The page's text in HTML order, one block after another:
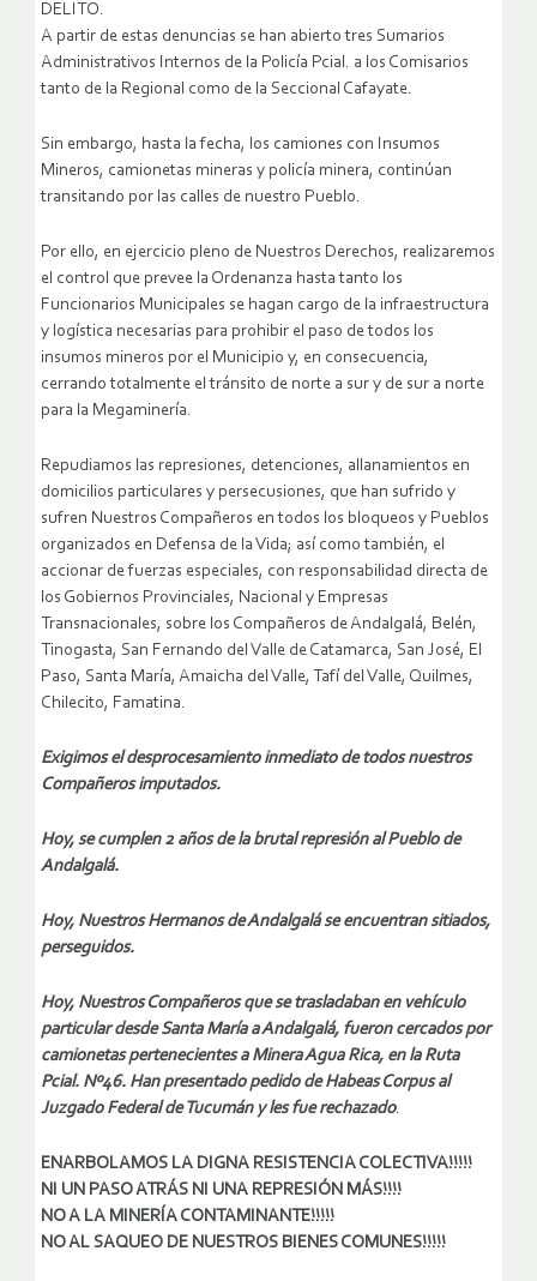
DELITO.
A partir de estas denuncias se han abierto tres Sumarios
Administrativos Internos de la Policía Pcial. a los Comisarios
tanto de la Regional como de la Seccional Cafayate.
Sin embargo, hasta la fecha, los camiones con Insumos
Mineros, camionetas mineras y policía minera, continúan
transitando por las calles de nuestro Pueblo.
Por ello, en ejercicio pleno de Nuestros Derechos, realizaremos
el control que prevee la Ordenanza hasta tanto los
Funcionarios Municipales se hagan cargo de la infraestructura
y logística necesarias para prohibir el paso de todos los
insumos mineros por el Municipio y, en consecuencia,
cerrando totalmente el tránsito de norte a sur y de sur a norte
para la Megaminería.
Repudiamos las represiones, detenciones, allanamientos en
domicilios particulares y persecusiones, que han sufrido y
sufren Nuestros Compañeros en todos los bloqueos y Pueblos
organizados en Defensa de la Vida; así como también, el
accionar de fuerzas especiales, con responsabilidad directa de
los Gobiernos Provinciales, Nacional y Empresas
Transnacionales, sobre los Compañeros de Andalgalá, Belén,
Tinogasta, San Fernando del Valle de Catamarca, San José, El
Paso, Santa María, Amaicha del Valle, Tafí del Valle, Quilmes,
Chilecito, Famatina.
Exigimos el desprocesamiento inmediato de todos nuestros
Compañeros imputados.
Hoy, se cumplen 2 años de la brutal represión al Pueblo de
Andalgalá.
Hoy, Nuestros Hermanos de Andalgalá se encuentran sitiados,
perseguidos.
Hoy, Nuestros Compañeros que se trasladaban en vehículo
particular desde Santa María a Andalgalá, fueron cercados por
camionetas pertenecientes a Minera Agua Rica, en la Ruta
Pcial. Nº46. Han presentado pedido de Habeas Corpus al
Juzgado Federal de Tucumán y les fue rechazado.
ENARBOLAMOS LA DIGNA RESISTENCIA COLECTIVA!!!!!
NI UN PASO ATRÁS NI UNA REPRESIÓN MÁS!!!!
NO A LA MINERÍA CONTAMINANTE!!!!!
NO AL SAQUEO DE NUESTROS BIENES COMUNES!!!!!